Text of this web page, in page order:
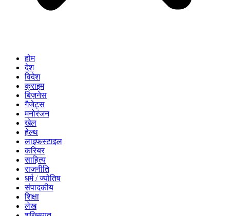
होम
देश
विदेश
क्राइम
बिज़नेस
गैजेट्स
मनोरंजन
खेल
हेल्थ
लाइफस्टाइल
करियर
साहित्य
राजनीति
धर्म / ज्योतिष
संपादकीय
शिक्षा
लेख